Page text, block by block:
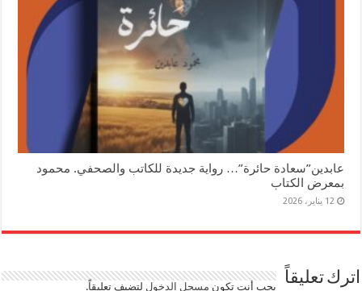
عابدين”سعادة حائرة”… رواية جديدة للكاتب والصحفي. محمود
بمعرض الكتاب
12 يناير، 2026
اترك تعليقاً يجب أنت تكون مسجل الدخوللتضيف تعليقاً.